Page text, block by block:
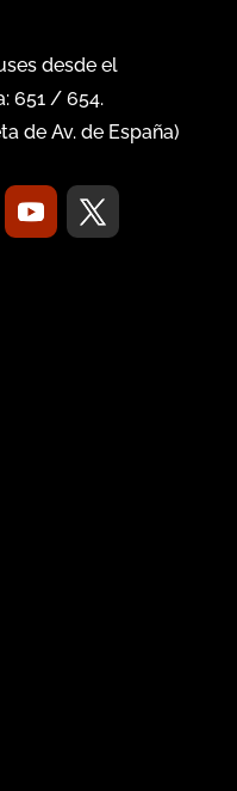
desde el
651/ 654.
de Av. de España)